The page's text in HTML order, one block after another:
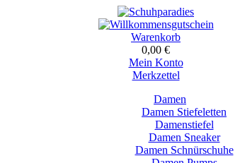
Warenkorb
0,00 €
Mein Konto
Merkzettel
Damen
Damen Stiefeletten
Damenstiefel
Damen Sneaker
Damen Schnürschuhe